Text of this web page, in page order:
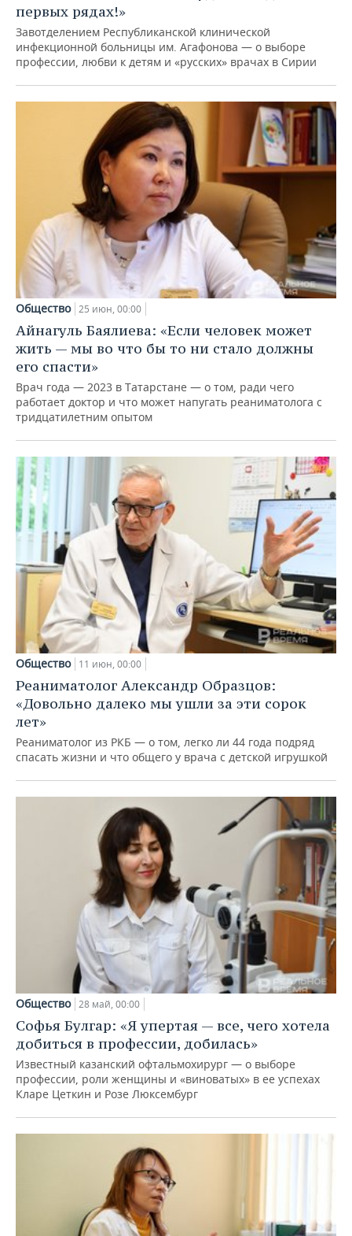
первых рядах!»
Завотделением Республиканской клинической
инфекционной больницы им. Агафонова — о выборе
профессии, любви к детям и «русских» врачах в Сирии
Общество 25 июн, 00:00
Айнагуль Баялиева: «Если человек может
жить — мы во что бы то ни стало должны
его спасти»
Врач года — 2023 в Татарстане — о том, ради чего
работает доктор и что может напугать реаниматолога с
тридцатилетним опытом
Общество 11 июн, 00:00
Реаниматолог Александр Образцов:
«Довольно далеко мы ушли за эти сорок
лет»
Реаниматолог из РКБ — о том, легко ли 44 года подряд
спасать жизни и что общего у врача с детской игрушкой
Общество 28 май, 00:00
Софья Булгар: «Я упертая — все, чего хотела
добиться в профессии, добилась»
Известный казанский офтальмохирург — о выборе
профессии, роли женщины и «виноватых» в ее успехах
Кларе Цеткин и Розе Люксембург